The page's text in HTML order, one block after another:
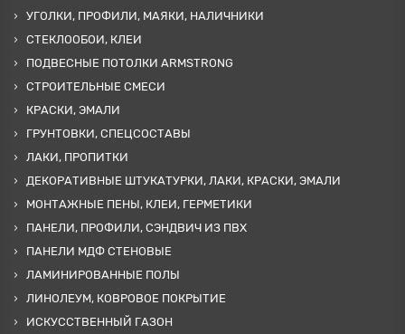
УГОЛКИ, ПРОФИЛИ, МАЯКИ, НАЛИЧНИКИ
СТЕКЛООБОИ, КЛЕИ
ПОДВЕСНЫЕ ПОТОЛКИ ARMSTRONG
СТРОИТЕЛЬНЫЕ СМЕСИ
КРАСКИ, ЭМАЛИ
ГРУНТОВКИ, СПЕЦСОСТАВЫ
ЛАКИ, ПРОПИТКИ
ДЕКОРАТИВНЫЕ ШТУКАТУРКИ, ЛАКИ, КРАСКИ, ЭМАЛИ
МОНТАЖНЫЕ ПЕНЫ, КЛЕИ, ГЕРМЕТИКИ
ПАНЕЛИ, ПРОФИЛИ, СЭНДВИЧ ИЗ ПВХ
ПАНЕЛИ МДФ СТЕНОВЫЕ
ЛАМИНИРОВАННЫЕ ПОЛЫ
ЛИНОЛЕУМ, КОВРОВОЕ ПОКРЫТИЕ
ИСКУССТВЕННЫЙ ГАЗОН